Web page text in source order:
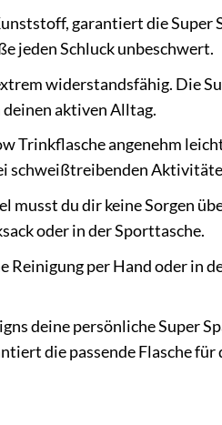
garantiert die Super
jeden Schluck unbeschwert.
widerstandsfähig. Die
aktiven Alltag.
Trinkflasche angenehm
schweißtreibenden
musst du dir keine Sorgen
oder in der Sporttasche.
per Hand oder in
deine persönliche Super
die passende Flasche für